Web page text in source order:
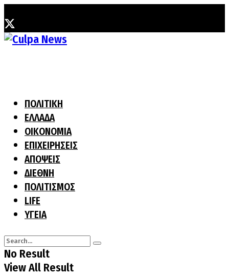
ΠΟΛΙΤΙΚΗ
ΕΛΛΑΔΑ
ΟΙΚΟΝΟΜΙΑ
ΕΠΙΧΕΙΡΗΣΕΙΣ
ΑΠΟΨΕΙΣ
ΔΙΕΘΝΗ
ΠΟΛΙΤΙΣΜΟΣ
LIFE
ΥΓΕΙΑ
No Result
View All Result